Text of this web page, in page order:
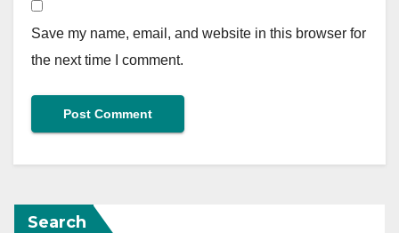
Save my name, email, and website in this browser for
the next time I comment.
Search